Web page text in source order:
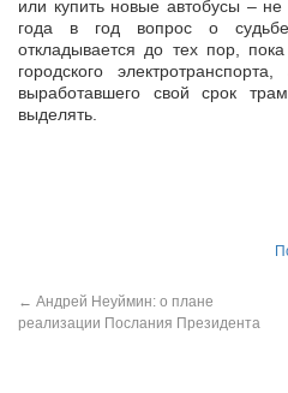
или купить новые автобусы –
года в год вопрос о судьбе
откладывается до тех пор,
городского
выработавшего свой срок
выделять.
← Андрей Неуймин: о плане
реализации Послания Президента